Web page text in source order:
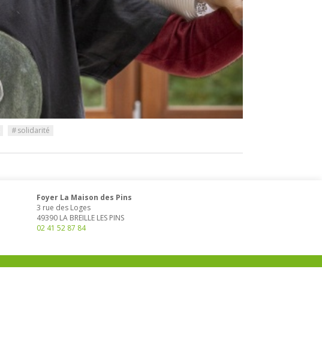
#solidarité
Foyer La Maison des Pins
3 rue des Loges
49390 LA BREILLE LES PINS
02 41 52 87 84